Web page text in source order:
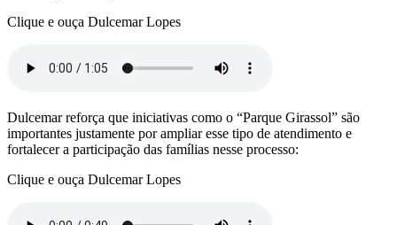
Clique e ouça Dulcemar Lopes
Dulcemar reforça que iniciativas como o “Parque Girassol” são
importantes justamente por ampliar esse tipo de atendimento e
fortalecer a participação das famílias nesse processo:
Clique e ouça Dulcemar Lopes